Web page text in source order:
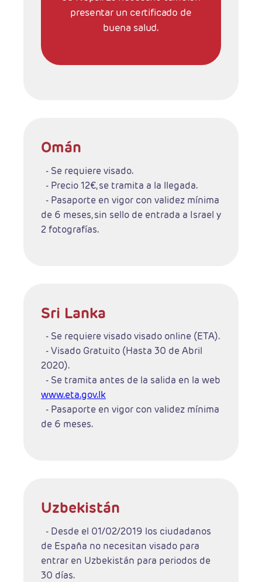
presentar un certificado de
buena salud.
Omán
- Se requiere visado.
- Precio 12€, se tramita a la llegada.
- Pasaporte en vigor con validez mínima
de 6 meses, sin sello de entrada a Israel y
2 fotografías.
Sri Lanka
- Se requiere visado visado online (ETA).
- Visado Gratuito (Hasta 30 de Abril
2020).
- Se tramita antes de la salida en la web
www.eta.gov.lk
- Pasaporte en vigor con validez mínima
de 6 meses.
Uzbekistán
- Desde el 01/02/2019 los ciudadanos
de España no necesitan visado para
entrar en Uzbekistán para periodos de
30 días.